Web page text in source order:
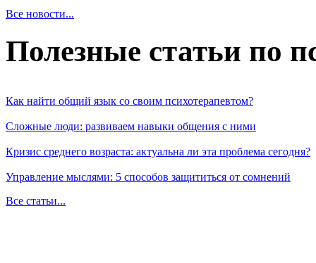
Все новости...
Полезные статьи по
Как найти общий язык со своим психотерапевтом?
Сложные люди: развиваем навыки общения с ними
Кризис среднего возраста: актуальна ли эта проблема сегодня?
Управление мыслями: 5 способов защититься от сомнений
Все статьи...